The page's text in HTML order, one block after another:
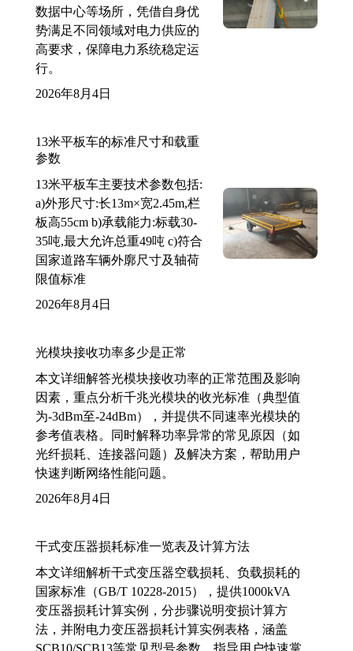
数据中心等场所，凭借自身优
势满足不同领域对电力供应的
高要求，保障电力系统稳定运
行。
2026年8月4日
13米平板车的标准尺寸和载重
参数
13米平板车主要技术参数包括:
a)外形尺寸:长13m×宽2.45m,栏
板高55cm b)承载能力:标载30-
35吨,最大允许总重49吨 c)符合
国家道路车辆外廓尺寸及轴荷
限值标准
2026年8月4日
光模块接收功率多少是正常
本文详细解答光模块接收功率的正常范围及影响
因素，重点分析千兆光模块的收光标准（典型值
为-3dBm至-24dBm），并提供不同速率光模块的
参考值表格。同时解释功率异常的常见原因（如
光纤损耗、连接器问题）及解决方案，帮助用户
快速判断网络性能问题。
2026年8月4日
干式变压器损耗标准一览表及计算方法
本文详细解析干式变压器空载损耗、负载损耗的
国家标准（GB/T 10228-2015），提供1000kVA
变压器损耗计算实例，分步骤说明变损计算方
法，并附电力变压器损耗计算实例表格，涵盖
SCB10/SCB13等常见型号参数，指导用户快速掌